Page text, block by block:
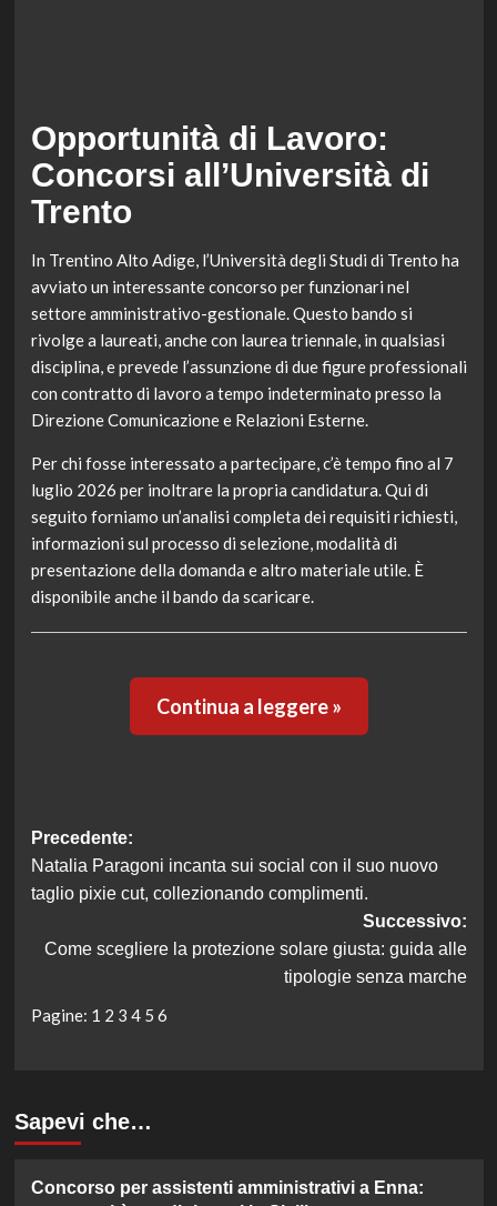
Opportunità di Lavoro:
Concorsi all’Università di
Trento
In Trentino Alto Adige, l’Università degli Studi di Trento ha
avviato un interessante concorso per funzionari nel
settore amministrativo-gestionale. Questo bando si
rivolge a laureati, anche con laurea triennale, in qualsiasi
disciplina, e prevede l’assunzione di due figure professionali
con contratto di lavoro a tempo indeterminato presso la
Direzione Comunicazione e Relazioni Esterne.
Per chi fosse interessato a partecipare, c’è tempo fino al 7
luglio 2026 per inoltrare la propria candidatura. Qui di
seguito forniamo un’analisi completa dei requisiti richiesti,
informazioni sul processo di selezione, modalità di
presentazione della domanda e altro materiale utile. È
disponibile anche il bando da scaricare.
Continua a leggere »
Navigazione
articolo
Precedente:
Natalia Paragoni incanta sui social con il suo nuovo
taglio pixie cut, collezionando complimenti.
Successivo:
Come scegliere la protezione solare giusta: guida alle
tipologie senza marche
Pagine: 1 2 3 4 5 6
Sapevi che…
Concorso per assistenti amministrativi a Enna: